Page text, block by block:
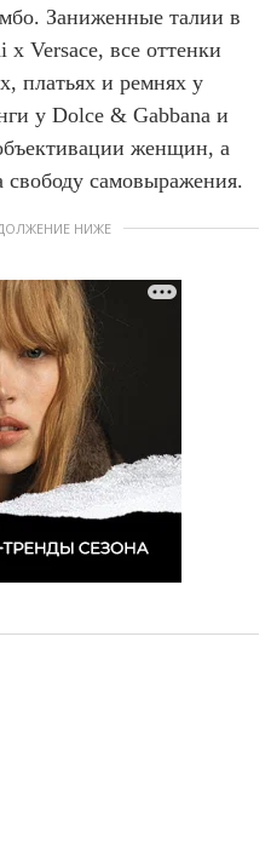
Заниженные талии в
Versace, все оттенки
платьях и ремнях у
у Dolce & Gabbana и
женщин, а
свободу самовыражения.
НИЖЕ